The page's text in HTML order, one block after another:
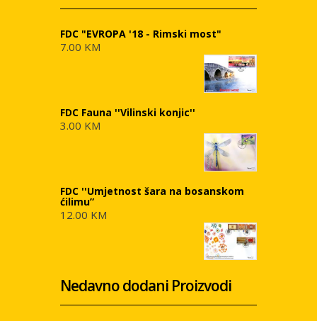
FDC "EVROPA '18 - Rimski most"
7.00 KM
FDC Fauna ''Vilinski konjic''
3.00 KM
FDC ''Umjetnost šara na bosanskom
ćilimu”
12.00 KM
Nedavno dodani Proizvodi